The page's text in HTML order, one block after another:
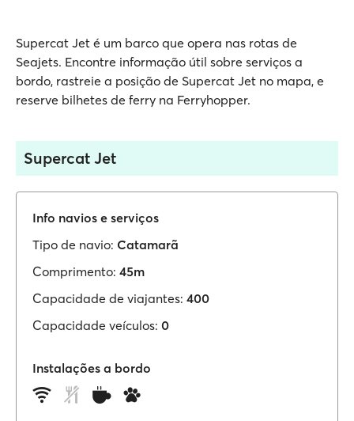
Supercat Jet é um barco que opera nas rotas de
Seajets. Encontre informação útil sobre serviços a
bordo, rastreie a posição de Supercat Jet no mapa, e
reserve bilhetes de ferry na Ferryhopper.
Supercat Jet
Info navios e serviços
Tipo de navio: Catamarã
Comprimento: 45m
Capacidade de viajantes: 400
Capacidade veículos: 0
Instalações a bordo